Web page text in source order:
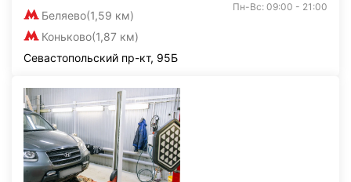
Беляево(1,59 км)
Коньково(1,87 км)
Пн-Вс: 09:00 - 21:00
Севастопольский пр-кт, 95Б